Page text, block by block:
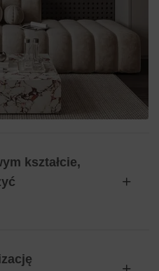
kształcie,